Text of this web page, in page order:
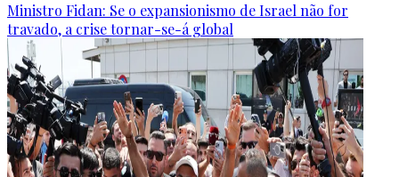
Ministro Fidan: Se o expansionismo de Israel não for
travado, a crise tornar-se-á global